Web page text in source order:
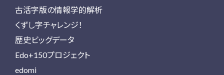
古活字版の情報学的解析
くずし字チャレンジ！
歴史ビッグデータ
Edo+150プロジェクト
edomi